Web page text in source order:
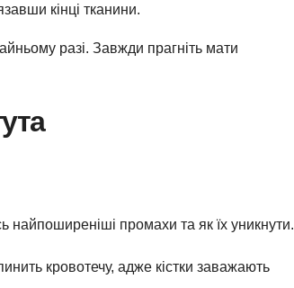
кінці тканини.
разі. Завжди прагніть мати
промахи та як їх уникнути.
кровотечу, адже кістки заважають